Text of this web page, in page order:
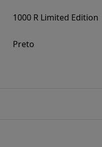
1000 R Limited Edition
Preto